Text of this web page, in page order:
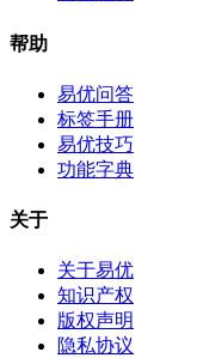
帮助
易优问答
标签手册
易优技巧
功能字典
关于
关于易优
知识产权
版权声明
隐私协议